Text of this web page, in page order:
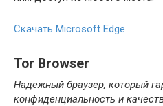
Скачать Microsoft Edge
Tor Browser
Надежный браузер, который
конфиденциальность и